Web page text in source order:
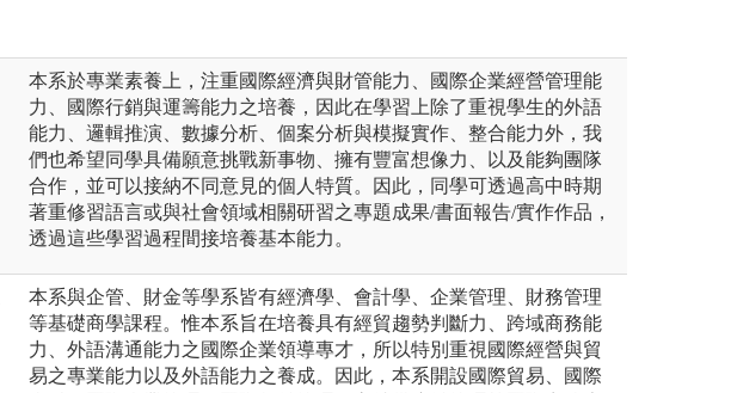
本系於專業素養上，注重國際經濟與財管能力、國際企業經營管理能
力、國際行銷與運籌能力之培養，因此在學習上除了重視學生的外語
能力、邏輯推演、數據分析、個案分析與模擬實作、整合能力外，我
們也希望同學具備願意挑戰新事物、擁有豐富想像力、以及能夠團隊
合作，並可以接納不同意見的個人特質。因此，同學可透過高中時期
著重修習語言或與社會領域相關研習之專題成果/書面報告/實作作品，
透過這些學習過程間接培養基本能力。
本系與企管、財金等學系皆有經濟學、會計學、企業管理、財務管理
等基礎商學課程。惟本系旨在培養具有經貿趨勢判斷力、跨域商務能
力、外語溝通能力之國際企業領導專才，所以特別重視國際經營與貿
易之專業能力以及外語能力之養成。因此，本系開設國際貿易、國際